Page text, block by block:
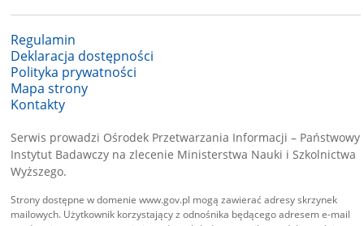
Regulamin
Deklaracja dostępności
Mapa strony
Kontakty
Serwis prowadzi Ośrodek Przetwarzania Informacji – Państwowy
Instytut Badawczy na zlecenie Ministerstwa Nauki i Szkolnictwa
Wyższego.
Strony dostępne w domenie www.gov.pl mogą zawierać adresy skrzynek
mailowych. Użytkownik korzystający z odnośnika będącego adresem e-mail